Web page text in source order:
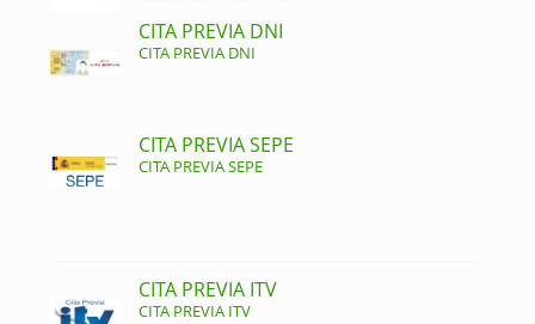
CITA PREVIA DNI
CITA PREVIA DNI
CITA PREVIA SEPE
CITA PREVIA SEPE
CITA PREVIA ITV
CITA PREVIA ITV